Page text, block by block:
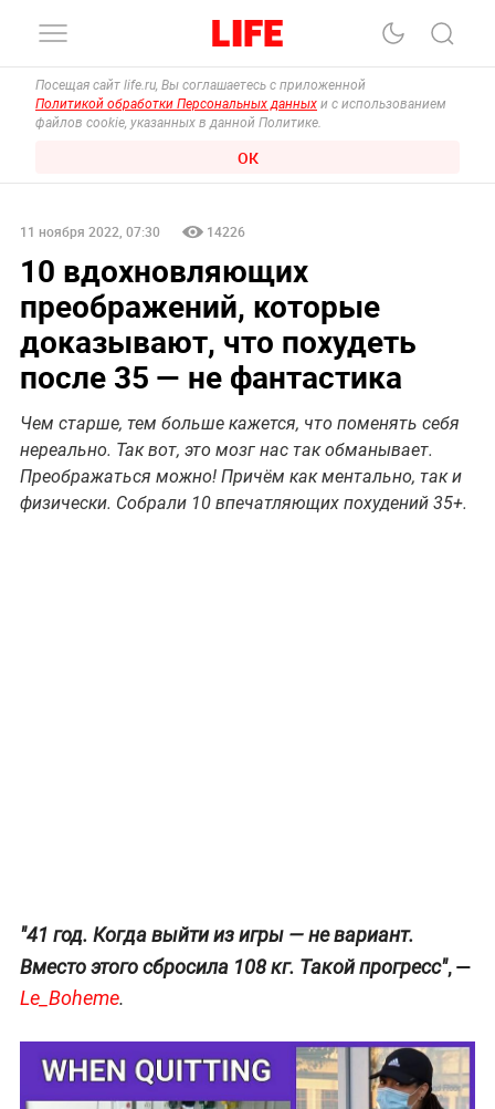
Посещая сайт life.ru, Вы соглашаетесь с приложенной
Политикой обработки Персональных данных и с использованием
файлов cookie, указанных в данной Политике.
ОК
11 ноября 2022, 07:30 14226
10 вдохновляющих
преображений, которые
доказывают, что похудеть
после 35 — не фантастика
Чем старше, тем больше кажется, что поменять себя
нереально. Так вот, это мозг нас так обманывает.
Преображаться можно! Причём как ментально, так и
физически. Собрали 10 впечатляющих похудений 35+.
"41 год. Когда выйти из игры — не вариант.
Вместо этого сбросила 108 кг. Такой прогресс", —
Le_Boheme.